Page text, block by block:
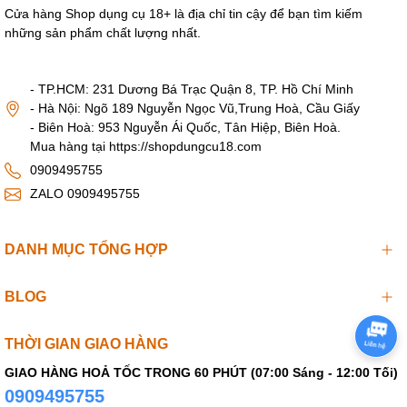
nắm và thao tác linh hoạt chỉ bằng một tay.
và mang theo
Chiều dài tổng thể:
26cm (Trong đó phần vòi dài khoảng 13cm,
đủ để nước tiếp cận khu vực cần làm sạch mà không cần đưa
Chiều rộng thân bình:
Ưu điểm: Thiết kế này giúp bình có dung tích đủ lớn nhưng vẫn
khi quan hệ hậu môn (Anal Sex)
Bình thụt rửa hậu môn Missli 310ml
thường được sử dụng như
bước chuẩn bị bắt buộc và hoàn hảo trước khi quan hệ hoặc
dùng sextoy. Việc làm sạch trước giúp:
Cửa hàng Shop dụng cụ 18+ là địa chỉ tin cậy để bạn tìm kiếm
những sản phẩm chất lượng nhất.
- TP.HCM: 231 Dương Bá Trạc Quận 8, TP. Hồ Chí Minh
- Hà Nội: Ngõ 189 Nguyễn Ngọc Vũ,Trung Hoà, Cầu Giấy
- Biên Hoà: 953 Nguyễn Ái Quốc, Tân Hiệp, Biên Hoà.
Mua hàng tại https://shopdungcu18.com
0909495755
ZALO 0909495755
DANH MỤC TỔNG HỢP
BLOG
THỜI GIAN GIAO HÀNG
GIAO HÀNG HOẢ TỐC TRONG 60 PHÚT (07:00 Sáng - 12:00 Tối)
0909495755